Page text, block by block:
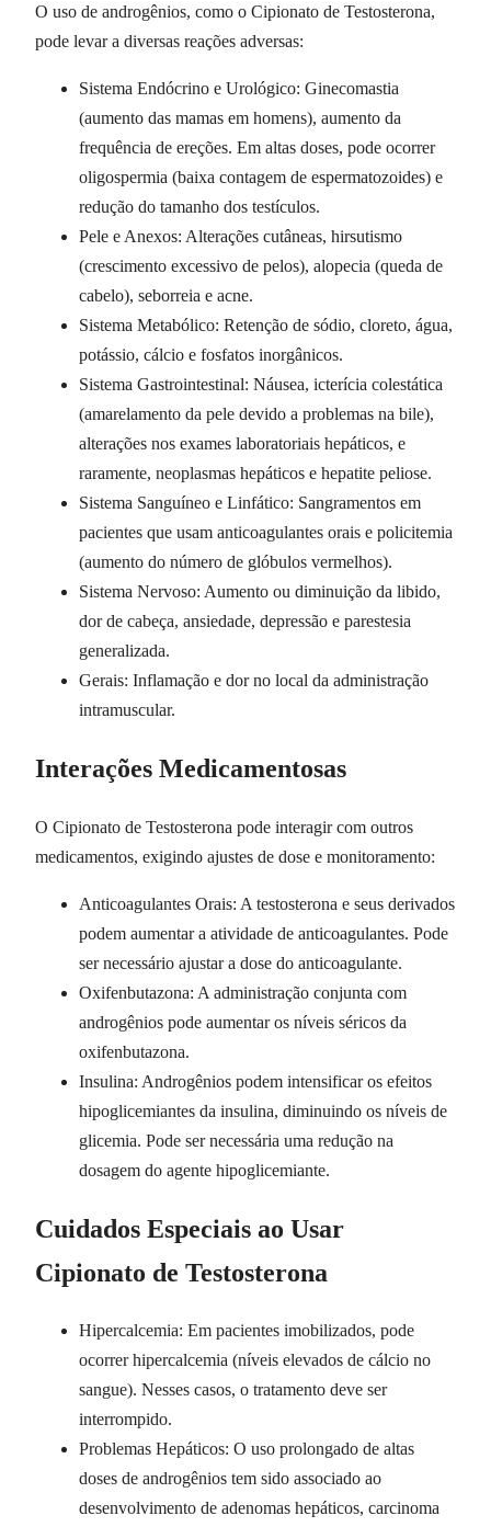
O uso de androgênios, como o Cipionato de Testosterona,
pode levar a diversas reações adversas:
Sistema Endócrino e Urológico: Ginecomastia
(aumento das mamas em homens), aumento da
frequência de ereções. Em altas doses, pode ocorrer
oligospermia (baixa contagem de espermatozoides) e
redução do tamanho dos testículos.
Pele e Anexos: Alterações cutâneas, hirsutismo
(crescimento excessivo de pelos), alopecia (queda de
cabelo), seborreia e acne.
Sistema Metabólico: Retenção de sódio, cloreto, água,
potássio, cálcio e fosfatos inorgânicos.
Sistema Gastrointestinal: Náusea, icterícia colestática
(amarelamento da pele devido a problemas na bile),
alterações nos exames laboratoriais hepáticos, e
raramente, neoplasmas hepáticos e hepatite peliose.
Sistema Sanguíneo e Linfático: Sangramentos em
pacientes que usam anticoagulantes orais e policitemia
(aumento do número de glóbulos vermelhos).
Sistema Nervoso: Aumento ou diminuição da libido,
dor de cabeça, ansiedade, depressão e parestesia
generalizada.
Gerais: Inflamação e dor no local da administração
intramuscular.
Interações Medicamentosas
O Cipionato de Testosterona pode interagir com outros
medicamentos, exigindo ajustes de dose e monitoramento:
Anticoagulantes Orais: A testosterona e seus derivados
podem aumentar a atividade de anticoagulantes. Pode
ser necessário ajustar a dose do anticoagulante.
Oxifenbutazona: A administração conjunta com
androgênios pode aumentar os níveis séricos da
oxifenbutazona.
Insulina: Androgênios podem intensificar os efeitos
hipoglicemiantes da insulina, diminuindo os níveis de
glicemia. Pode ser necessária uma redução na
dosagem do agente hipoglicemiante.
Cuidados Especiais ao Usar
Cipionato de Testosterona
Hipercalcemia: Em pacientes imobilizados, pode
ocorrer hipercalcemia (níveis elevados de cálcio no
sangue). Nesses casos, o tratamento deve ser
interrompido.
Problemas Hepáticos: O uso prolongado de altas
doses de androgênios tem sido associado ao
desenvolvimento de adenomas hepáticos, carcinoma